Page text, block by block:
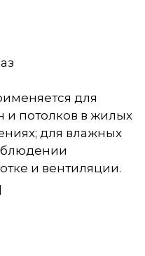
для
и потолков в жилых
для влажных
и вентиляции.